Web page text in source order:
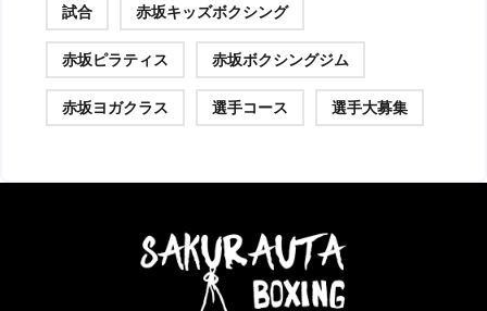
試合 赤坂キッズボクシング
赤坂ピラティス 赤坂ボクシングジム
赤坂ヨガクラス 選手コース 選手大募集